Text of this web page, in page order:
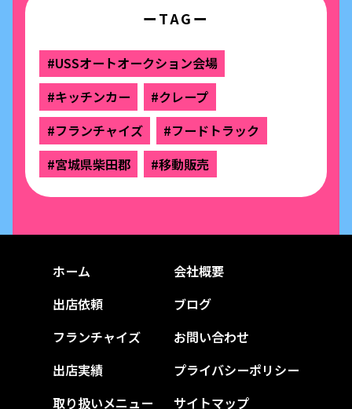
ーTAGー
#USSオートオークション会場
#キッチンカー
#クレープ
#フランチャイズ
#フードトラック
#宮城県柴田郡
#移動販売
ホーム
出店依頼
フランチャイズ
出店実績
取り扱いメニュー
会社概要
ブログ
お問い合わせ
プライバシーポリシー
サイトマップ